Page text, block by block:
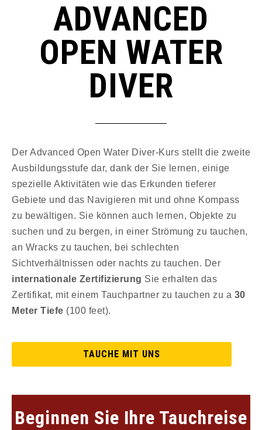
ADVANCED
OPEN WATER
DIVER
Der Advanced Open Water Diver-Kurs stellt die zweite
Ausbildungsstufe dar, dank der Sie lernen, einige
spezielle Aktivitäten wie das Erkunden tieferer
Gebiete und das Navigieren mit und ohne Kompass
zu bewältigen. Sie können auch lernen, Objekte zu
suchen und zu bergen, in einer Strömung zu tauchen,
an Wracks zu tauchen, bei schlechten
Sichtverhältnissen oder nachts zu tauchen. Der
internationale Zertifizierung Sie erhalten das
Zertifikat, mit einem Tauchpartner zu tauchen zu a 30
Meter Tiefe (100 feet).
TAUCHE MIT UNS
Beginnen Sie Ihre Tauchreise